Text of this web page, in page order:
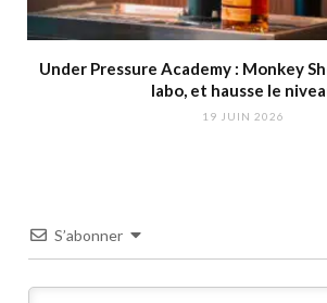
Under Pressure Academy : Monkey
labo, et hausse le
19 JUIN 2026
S’abonner